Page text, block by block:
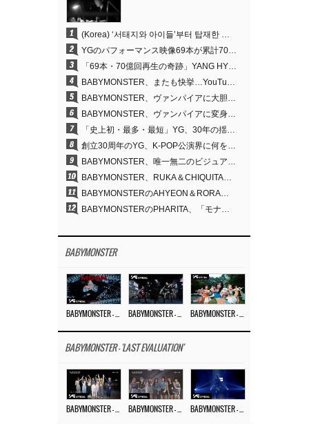
1 (Korea) ‘서태지와 아이들’부터 탑재한 안무DNA…양현석, YG 퍼포먼스 비디오 70억 뷰 신화의 시작
2 YGのパフォーマンス映像69本が累計70億回再生…YANG HYUN SUKの制作哲学が実を結ぶ
3 「69本・70億回再生の奇跡」YANG HYUN SUK、YGのパフォーマンスビデオを100％自ら手掛けた理由
4 BABYMONSTER、またも快挙…YouTubeワールドワイドトレンドで1位に
5 BABYMONSTER、ヴァンパイアに大胆変身…YouTubeトレンド1位を獲得
6 BABYMONSTER、ヴァンパイアに変身…「MOON」で3か月にわたるプロジェクトを締めくくる
7 「史上初・最多・最短」YG、30年の揺るぎない信念が切り開いたK-POPツアーの新境地
8 創立30周年のYG、K-POP公演界に何を残したのか
9 BABYMONSTER、唯一無二のビジュアルと圧倒的な表現力…『MOON』
10 BABYMONSTER、RUKA＆CHIQUITAの「MOON」ビジュアルを公開…洗練されたカリスマ性・ユニークなビジュアル
11 BABYMONSTERのAHYEON＆RORA、ダークコンセプトを完璧に表現…「MOON」ビジュアルフォト公開
12 BABYMONSTERのPHARITA、「モナリザ眉」も完璧にものにする…ASAと放つ強烈なオーラ
BABYMONSTER
BABYMONSTER - 'LAST EVALUATION'